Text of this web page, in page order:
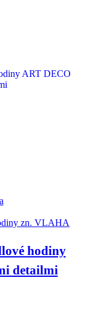
zn. VLAHA
hodiny
detailmi